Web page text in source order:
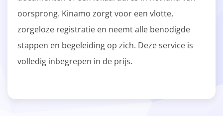
oorsprong. Kinamo zorgt voor een vlotte,
zorgeloze registratie en neemt alle benodigde
stappen en begeleiding op zich. Deze service is
volledig inbegrepen in de prijs.